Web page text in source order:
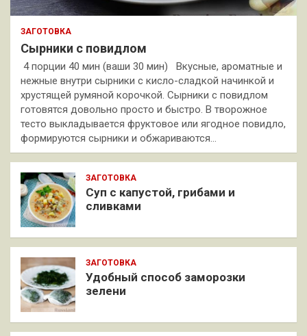
ЗАГОТОВКА
Сырники с повидлом
4 порции 40 мин (ваши 30 мин) Вкусные, ароматные и
нежные внутри сырники с кисло-сладкой начинкой и
хрустящей румяной корочкой. Сырники с повидлом
готовятся довольно просто и быстро. В творожное
тесто выкладывается фруктовое или ягодное повидло,
формируются сырники и обжариваются…
ЗАГОТОВКА
Суп с капустой, грибами и
сливками
ЗАГОТОВКА
Удобный способ заморозки
зелени